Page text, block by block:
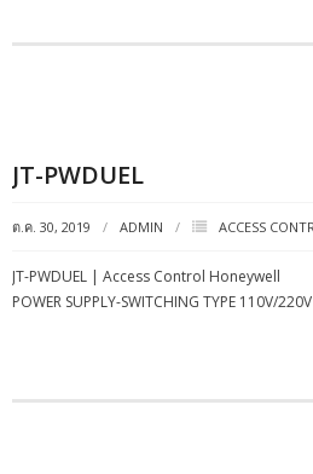
JT-PWDUEL
ต.ค. 30, 2019 ADMIN ACCESS
JT-PWDUEL | Access Control Honeywell
POWER SUPPLY-SWITCHING TYPE 110V/